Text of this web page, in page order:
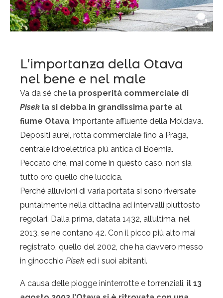
L’importanza della Otava
nel bene e nel male
Va da sé che la prosperità commerciale di
Písek la si debba in grandissima parte al
fiume Otava, importante affluente della Moldava.
Depositi aurei, rotta commerciale fino a Praga,
centrale idroelettrica più antica di Boemia.
Peccato che, mai come in questo caso, non sia
tutto oro quello che luccica.
Perché alluvioni di varia portata si sono riversate
puntalmente nella cittadina ad intervalli piuttosto
regolari. Dalla prima, datata 1432, all’ultima, nel
2013, se ne contano 42. Con il picco più alto mai
registrato, quello del 2002, che ha davvero messo
in ginocchio Písek ed i suoi abitanti.
A causa delle piogge ininterrotte e torrenziali, il 13